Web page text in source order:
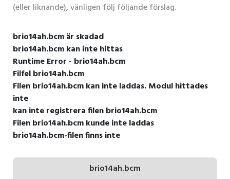
(eller liknande), vänligen följ följande förslag.
brio14ah.bcm är skadad
brio14ah.bcm kan inte hittas
Runtime Error - brio14ah.bcm
Filfel brio14ah.bcm
Filen brio14ah.bcm kan inte laddas. Modul hittades
inte
kan inte registrera filen brio14ah.bcm
Filen brio14ah.bcm kunde inte laddas
brio14ah.bcm-filen finns inte
brio14ah.bcm